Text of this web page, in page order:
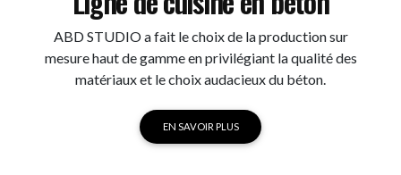
ABD STUDIO a fait le choix de la production sur
mesure haut de gamme en privilégiant la qualité des
matériaux et le choix audacieux du béton.
EN SAVOIR PLUS